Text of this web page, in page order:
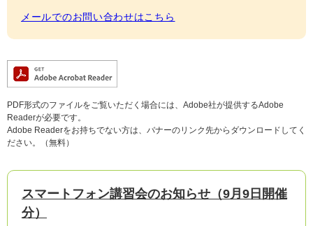
メールでのお問い合わせはこちら
PDF形式のファイルをご覧いただく場合には、Adobe社が提供するAdobe
Readerが必要です。
Adobe Readerをお持ちでない方は、バナーのリンク先からダウンロードしてく
ださい。（無料）
スマートフォン講習会のお知らせ（9月9日開催
分）